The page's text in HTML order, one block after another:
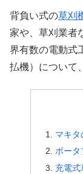
背負い式の草刈
家や、草刈業者
界有数の電動式
払機）について
マキタ
ポータ
充電